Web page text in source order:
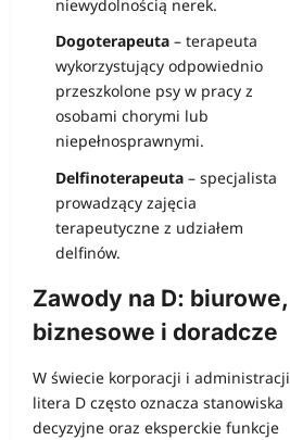
niewydolnością nerek.
Dogoterapeuta – terapeuta
wykorzystujący odpowiednio
przeszkolone psy w pracy z
osobami chorymi lub
niepełnosprawnymi.
Delfinoterapeuta – specjalista
prowadzący zajęcia
terapeutyczne z udziałem
delfinów.
Zawody na D: biurowe,
biznesowe i doradcze
W świecie korporacji i administracji
litera D często oznacza stanowiska
decyzyjne oraz eksperckie funkcje